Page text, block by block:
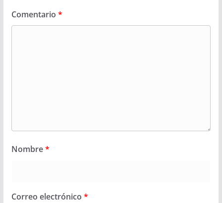
Comentario *
Nombre*
Correo electrónico *